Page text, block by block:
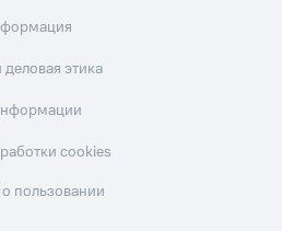
этика
cookies
пользовании